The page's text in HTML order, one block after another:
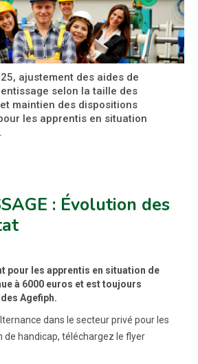
ajustement des aides de
selon la taille des
maintien des dispositions
les apprentis en situation
: Évolution des
pour les apprentis en situation de
à 6000 euros et est toujours
Agefiph.
dans le secteur privé pour les
de handicap, téléchargez le flyer